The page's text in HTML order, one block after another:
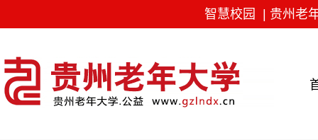
智慧校园 贵州老